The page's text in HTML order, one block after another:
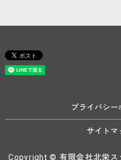
プライバシー
サイトマ
Copyright © 有限会社北栄